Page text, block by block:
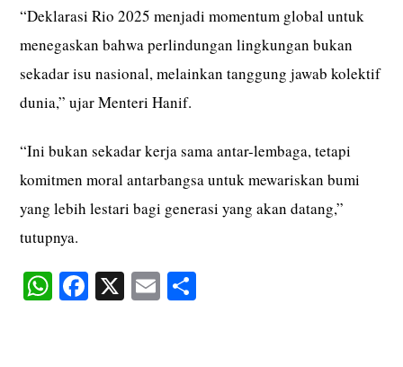
“Deklarasi Rio 2025 menjadi momentum global untuk
menegaskan bahwa perlindungan lingkungan bukan
sekadar isu nasional, melainkan tanggung jawab kolektif
dunia,” ujar Menteri Hanif.
“Ini bukan sekadar kerja sama antar-lembaga, tetapi
komitmen moral antarbangsa untuk mewariskan bumi
yang lebih lestari bagi generasi yang akan datang,”
tutupnya.
W Fa X E